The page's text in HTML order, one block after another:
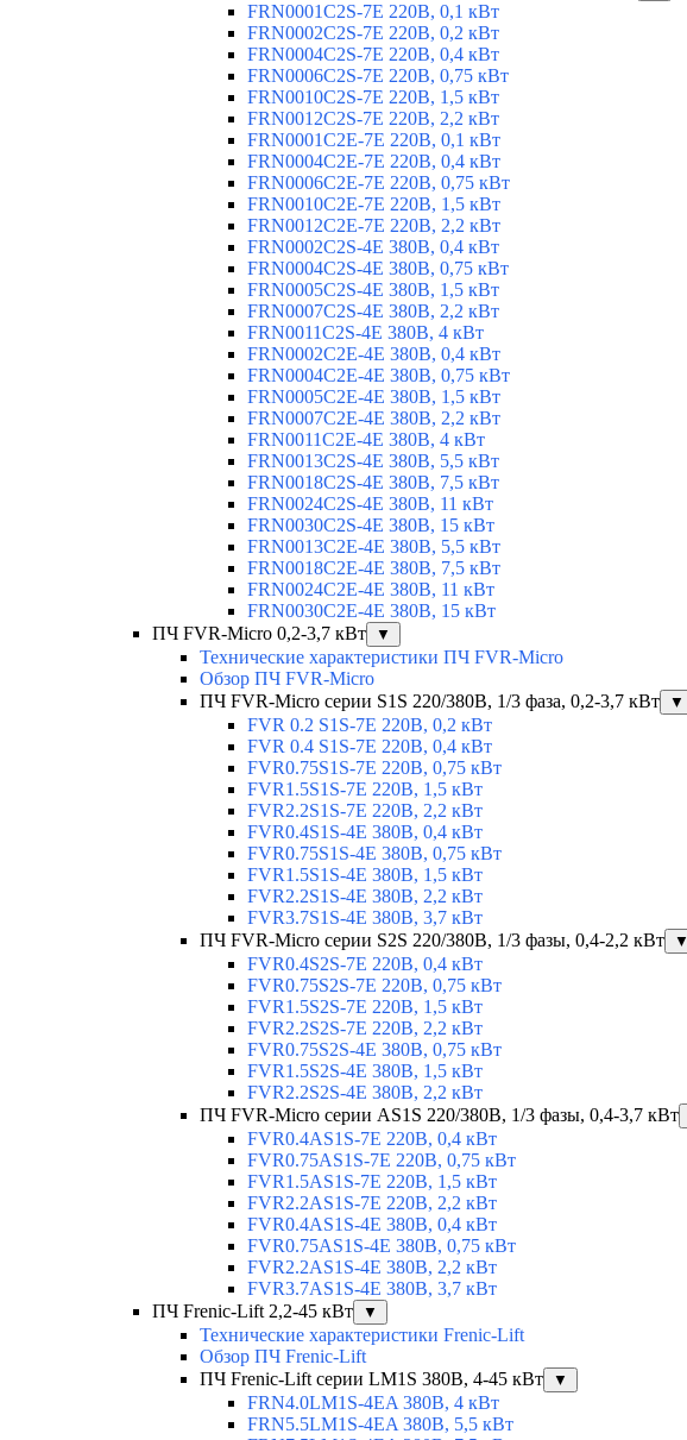
FRN0001C2S-7E 220В, 0,1 кВт
FRN0002C2S-7E 220В, 0,2 кВт
FRN0004C2S-7E 220В, 0,4 кВт
FRN0006C2S-7E 220В, 0,75 кВт
FRN0010C2S-7E 220В, 1,5 кВт
FRN0012C2S-7E 220В, 2,2 кВт
FRN0001C2E-7E 220В, 0,1 кВт
FRN0004C2E-7E 220В, 0,4 кВт
FRN0006C2E-7E 220В, 0,75 кВт
FRN0010C2E-7E 220В, 1,5 кВт
FRN0012C2E-7E 220В, 2,2 кВт
FRN0002C2S-4E 380В, 0,4 кВт
FRN0004C2S-4E 380В, 0,75 кВт
FRN0005C2S-4E 380В, 1,5 кВт
FRN0007C2S-4E 380В, 2,2 кВт
FRN0011C2S-4E 380В, 4 кВт
FRN0002C2E-4E 380В, 0,4 кВт
FRN0004C2E-4E 380В, 0,75 кВт
FRN0005C2E-4E 380В, 1,5 кВт
FRN0007C2E-4E 380В, 2,2 кВт
FRN0011C2E-4E 380В, 4 кВт
FRN0013C2S-4E 380В, 5,5 кВт
FRN0018C2S-4E 380В, 7,5 кВт
FRN0024C2S-4E 380В, 11 кВт
FRN0030C2S-4E 380В, 15 кВт
FRN0013C2E-4E 380В, 5,5 кВт
FRN0018C2E-4E 380В, 7,5 кВт
FRN0024C2E-4E 380В, 11 кВт
FRN0030C2E-4E 380В, 15 кВт
ПЧ FVR-Micro 0,2-3,7 кВт
▼
Технические характеристики ПЧ FVR-Micro
Обзор ПЧ FVR-Micro
ПЧ FVR-Micro серии S1S 220/380В, 1/3 фаза, 0,2-3,7 кВт
▼
FVR 0.2 S1S-7E 220В, 0,2 кВт
FVR 0.4 S1S-7E 220В, 0,4 кВт
FVR0.75S1S-7E 220В, 0,75 кВт
FVR1.5S1S-7E 220В, 1,5 кВт
FVR2.2S1S-7E 220В, 2,2 кВт
FVR0.4S1S-4E 380В, 0,4 кВт
FVR0.75S1S-4E 380В, 0,75 кВт
FVR1.5S1S-4E 380В, 1,5 кВт
FVR2.2S1S-4E 380В, 2,2 кВт
FVR3.7S1S-4E 380В, 3,7 кВт
ПЧ FVR-Micro серии S2S 220/380В, 1/3 фазы, 0,4-2,2 кВт
▼
FVR0.4S2S-7E 220В, 0,4 кВт
FVR0.75S2S-7E 220В, 0,75 кВт
FVR1.5S2S-7E 220В, 1,5 кВт
FVR2.2S2S-7E 220В, 2,2 кВт
FVR0.75S2S-4E 380В, 0,75 кВт
FVR1.5S2S-4E 380В, 1,5 кВт
FVR2.2S2S-4E 380В, 2,2 кВт
ПЧ FVR-Micro серии AS1S 220/380В, 1/3 фазы, 0,4-3,7 кВт
FVR0.4AS1S-7E 220В, 0,4 кВт
FVR0.75AS1S-7E 220В, 0,75 кВт
FVR1.5AS1S-7E 220В, 1,5 кВт
FVR2.2AS1S-7E 220В, 2,2 кВт
FVR0.4AS1S-4E 380В, 0,4 кВт
FVR0.75AS1S-4E 380В, 0,75 кВт
FVR2.2AS1S-4E 380В, 2,2 кВт
FVR3.7AS1S-4E 380В, 3,7 кВт
ПЧ Frenic-Lift 2,2-45 кВт
▼
Технические характеристики Frenic-Lift
Обзор ПЧ Frenic-Lift
ПЧ Frenic-Lift серии LM1S 380В, 4-45 кВт
▼
FRN4.0LM1S-4EA 380В, 4 кВт
FRN5.5LM1S-4EA 380В, 5,5 кВт